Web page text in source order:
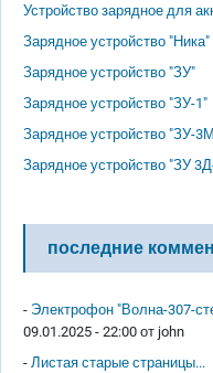
Устройство зарядное для
Зарядное устройство "Ника"
Зарядное устройство "ЗУ"
Зарядное устройство "ЗУ-1"
Зарядное устройство "ЗУ-
Зарядное устройство "ЗУ
последние
- Электрофон "Волна-307-
09.01.2025 - 22:00 от john
- Листая старые страницы...